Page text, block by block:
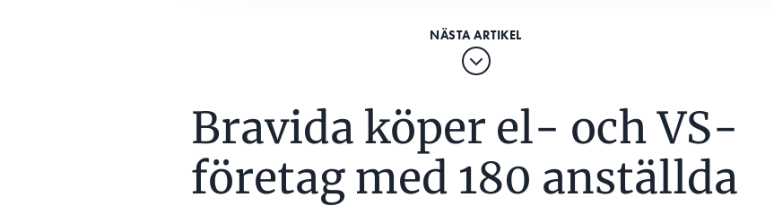
Bravida köper el- och VS-
företag med 180 anställda